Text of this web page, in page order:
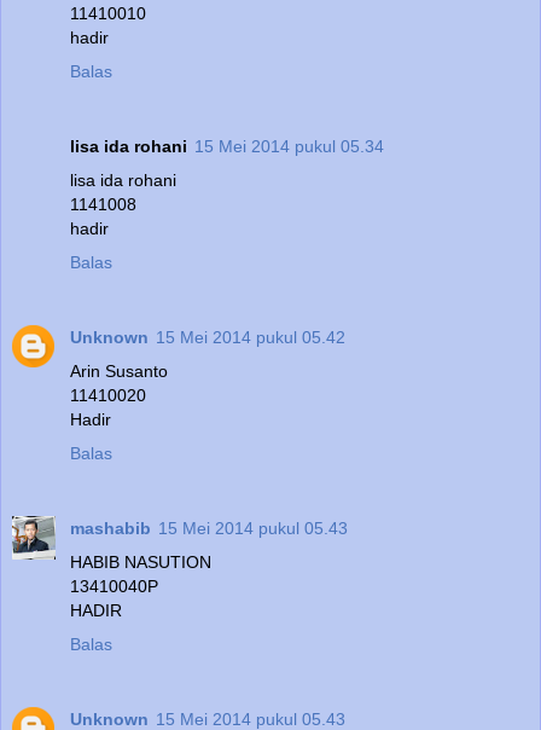
11410010
hadir
Balas
lisa ida rohani 15 Mei 2014 pukul 05.34
lisa ida rohani
1141008
hadir
Balas
Unknown 15 Mei 2014 pukul 05.42
Arin Susanto
11410020
Hadir
Balas
mashabib 15 Mei 2014 pukul 05.43
HABIB NASUTION
13410040P
HADIR
Balas
Unknown 15 Mei 2014 pukul 05.43